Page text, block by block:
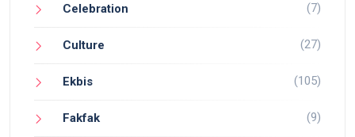
Celebration (7)
Culture (27)
Ekbis (105)
Fakfak (9)